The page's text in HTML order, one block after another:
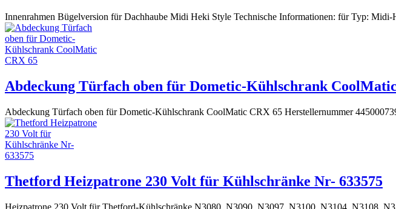
Innenrahmen Bügelversion für Dachhaube Midi Heki Style Technische Informationen: für Typ:
Abdeckung Türfach oben für Dometic-Kühlschrank
Abdeckung Türfach oben für Dometic-Kühlschrank CoolMatic CRX 65 Herstellernummer
Thetford Heizpatrone 230 Volt für Kühlschränke Nr- 633575
Heizpatrone 230 Volt für Thetford-Kühlschränke N3080, N3090, N3097, N3100, N3104, N3108,